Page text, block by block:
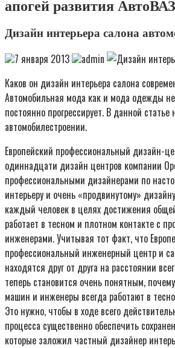
апогей развития
Дизайн интерьера салона
7 января 2013
admin
Каков он дизайн интерьера салона
Автомобильная мода как и мода одежды
постоянно прогрессирует. В данной
автомобилестроении.
Европейский профессиональный дизайн-
одиннадцати дизайн центров компании
профессиональными дизайнерами по
интерьеру и очень «продвинутому»
каждый человек в целях достижения
работает в тесном и плотном контакте с
инженерами. Учитывая тот факт, что
профессиональный инженерный центр и
находятся друг от друга на расстоянии
теперь становится очень понятным,
машин и инженеры всегда работают в
Это нужно, чтобы в ходе всего
процесса существенно обеспечить
которые заложил частный дизайнер